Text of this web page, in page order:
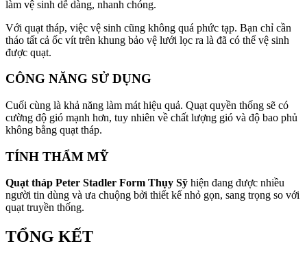
làm vệ sinh dễ dàng, nhanh chóng.
Với quạt tháp, việc vệ sinh cũng không quá phức tạp. Bạn chỉ cần
tháo tất cả ốc vít trên khung bảo vệ lưới lọc ra là đã có thể vệ sinh
được quạt.
CÔNG NĂNG SỬ DỤNG
Cuối cùng là khả năng làm mát hiệu quả. Quạt quyền thống sẽ có
cường độ gió mạnh hơn, tuy nhiên về chất lượng gió và độ bao phủ
không bằng quạt tháp.
TÍNH THẨM MỸ
Quạt tháp Peter Stadler Form Thụy Sỹ hiện đang được nhiều
người tin dùng và ưa chuộng bởi thiết kế nhỏ gọn, sang trọng so với
quạt truyền thống.
TỔNG KẾT